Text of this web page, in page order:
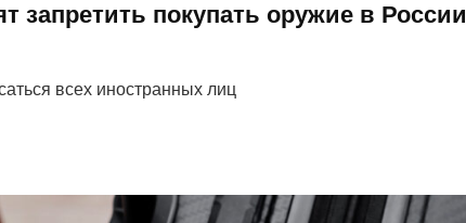
запретить покупать оружие в России
всех иностранных лиц